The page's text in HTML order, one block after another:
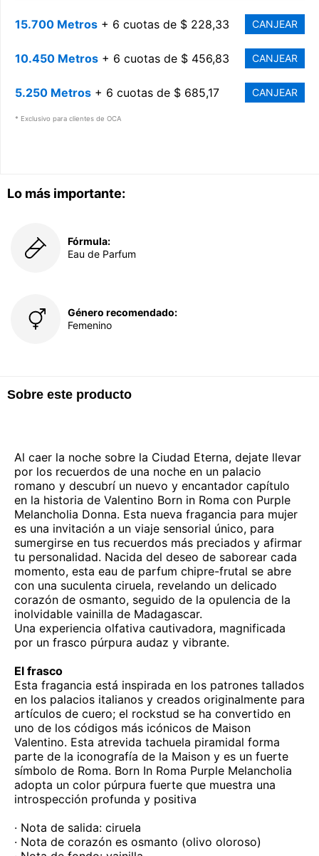
Lo más importante:
Fórmula:
Eau de Parfum
Género recomendado:
Femenino
Sobre este producto
Al caer la noche sobre la Ciudad Eterna, dejate llevar
por los recuerdos de una noche en un palacio
romano y descubrí un nuevo y encantador capítulo
en la historia de Valentino Born in Roma con Purple
Melancholia Donna. Esta nueva fragancia para mujer
es una invitación a un viaje sensorial único, para
sumergirse en tus recuerdos más preciados y afirmar
tu personalidad. Nacida del deseo de saborear cada
momento, esta eau de parfum chipre-frutal se abre
con una suculenta ciruela, revelando un delicado
corazón de osmanto, seguido de la opulencia de la
inolvidable vainilla de Madagascar.
Una experiencia olfativa cautivadora, magnificada
por un frasco púrpura audaz y vibrante.
El frasco
Esta fragancia está inspirada en los patrones tallados
en los palacios italianos y creados originalmente para
artículos de cuero; el rockstud se ha convertido en
uno de los códigos más icónicos de Maison
Valentino. Esta atrevida tachuela piramidal forma
parte de la iconografía de la Maison y es un fuerte
símbolo de Roma. Born In Roma Purple Melancholia
adopta un color púrpura fuerte que muestra una
introspección profunda y positiva
· Nota de salida: ciruela
· Nota de corazón es osmanto (olivo oloroso)
15.700 Metros + 6 cuotas de $ 228,33 CANJEAR
10.450 Metros + 6 cuotas de $ 456,83 CANJEAR
5.250 Metros + 6 cuotas de $ 685,17 CANJEAR
* Exclusivo para clientes de OCA